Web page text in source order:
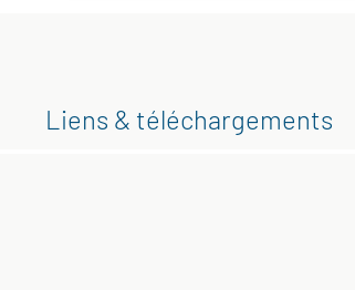
Liens & téléchargements